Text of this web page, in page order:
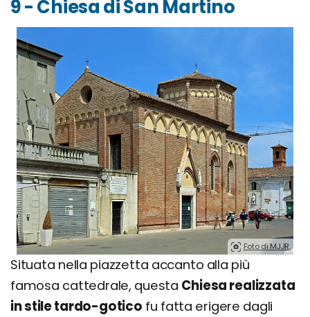
9 - Chiesa di San Martino
Foto di MJJR.
Situata nella piazzetta accanto alla più
famosa cattedrale, questa Chiesa realizzata
in stile tardo-gotico fu fatta erigere dagli